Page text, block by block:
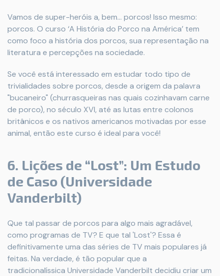
Vamos de super-heróis a, bem... porcos! Isso mesmo:
porcos. O curso ‘A História do Porco na América’ tem
como foco a história dos porcos, sua representação na
literatura e percepções na sociedade.
Se você está interessado em estudar todo tipo de
trivialidades sobre porcos, desde a origem da palavra
"bucaneiro" (churrasqueiras nas quais cozinhavam carne
de porco), no século XVI, até as lutas entre colonos
britânicos e os nativos americanos motivadas por esse
animal, então este curso é ideal para você!
6. Lições de “Lost”: Um Estudo
de Caso (Universidade
Vanderbilt)
Que tal passar de porcos para algo mais agradável,
como programas de TV? E que tal 'Lost'? Essa é
definitivamente uma das séries de TV mais populares já
feitas. Na verdade, é tão popular que a
tradicionalíssica Universidade Vanderbilt decidiu criar um